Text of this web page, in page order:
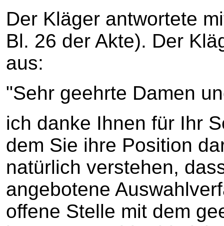
Der Kläger antwortete
Bl. 26 der Akte). Der
aus:
"Sehr geehrte Damen
ich danke Ihnen für Ihr
dem Sie ihre Position
natürlich verstehen,
angebotene
offene Stelle mit dem